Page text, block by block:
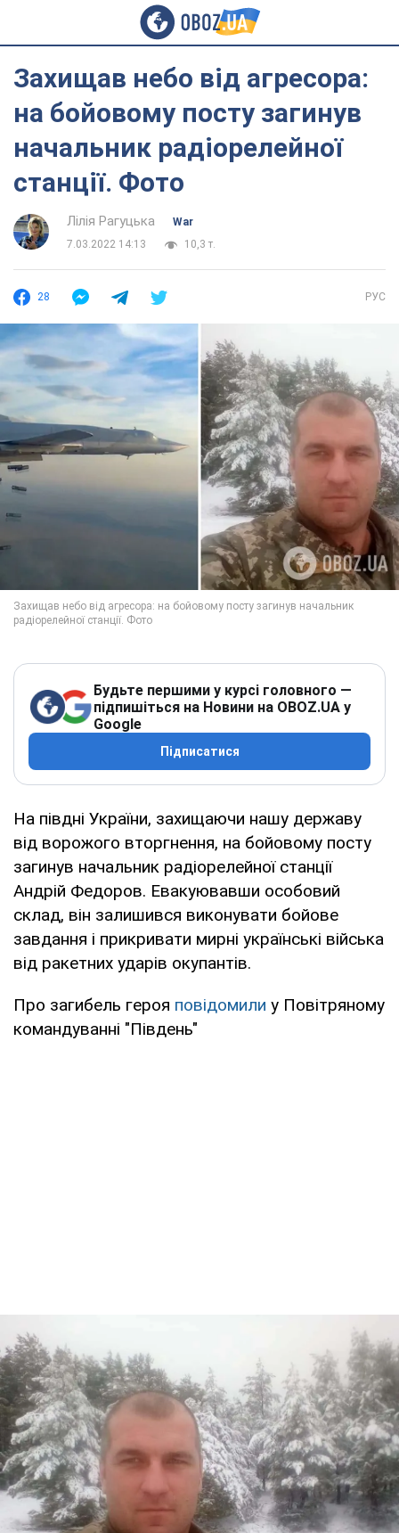
Захищав небо від агресора:
на бойовому посту загинув
начальник радіорелейної
станції. Фото
Лілія Рагуцька
War
7.03.2022 14:13
10,3 т.
28 РУС
Будьте першими у курсі головного —
підпишіться на Новини на OBOZ.UA у
Google
Підписатися
На півдні України, захищаючи нашу державу
від ворожого вторгнення, на бойовому посту
загинув начальник радіорелейної станції
Андрій Федоров. Евакуювавши особовий
склад, він залишився виконувати бойове
завдання і прикривати мирні українські війська
від ракетних ударів окупантів.
Про загибель героя повідомили у Повітряному
командуванні "Південь"